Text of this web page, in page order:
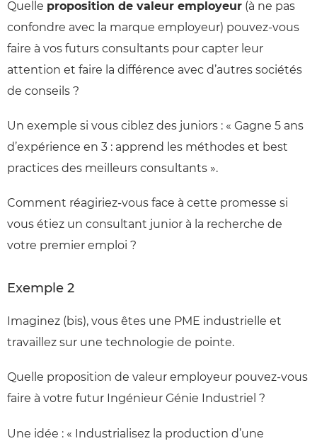
Quelle proposition de valeur employeur (à ne pas
confondre avec la marque employeur) pouvez-vous
faire à vos futurs consultants pour capter leur
attention et faire la différence avec d’autres sociétés
de conseils ?
Un exemple si vous ciblez des juniors : « Gagne 5 ans
d’expérience en 3 : apprend les méthodes et best
practices des meilleurs consultants ».
Comment réagiriez-vous face à cette promesse si
vous étiez un consultant junior à la recherche de
votre premier emploi ?
Exemple 2
Imaginez (bis), vous êtes une PME industrielle et
travaillez sur une technologie de pointe.
Quelle proposition de valeur employeur pouvez-vous
faire à votre futur Ingénieur Génie Industriel ?
Une idée : « Industrialisez la production d’une